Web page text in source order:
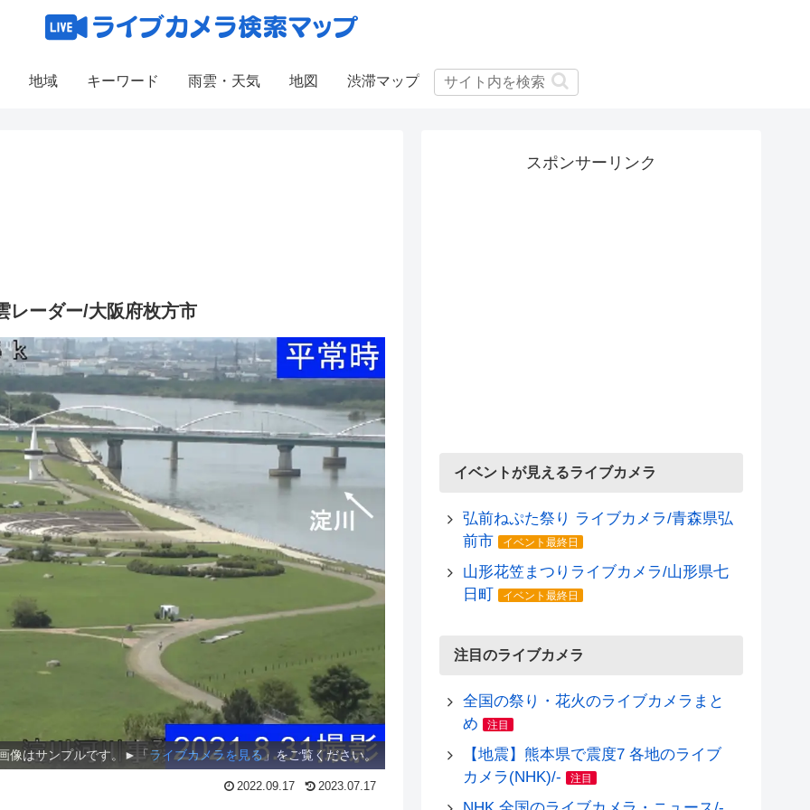
地域 キーワード 雨雲・天気 地図 渋滞マップ
レーダー/大阪府枚方市
像はサンプルです。►「ライブカメラを見る」をご覧ください。
2022.09.17 2023.07.17
スポンサーリンク
イベントが見えるライブカメラ
弘前ねぷた祭り ライブカメラ/青森県弘
前市
イベント最終日
山形花笠まつりライブカメラ/山形県七
日町
イベント最終日
注目のライブカメラ
全国の祭り・花火のライブカメラまと
め
注目
【地震】熊本県で震度7 各地のライブ
カメラ(NHK)/-
注目